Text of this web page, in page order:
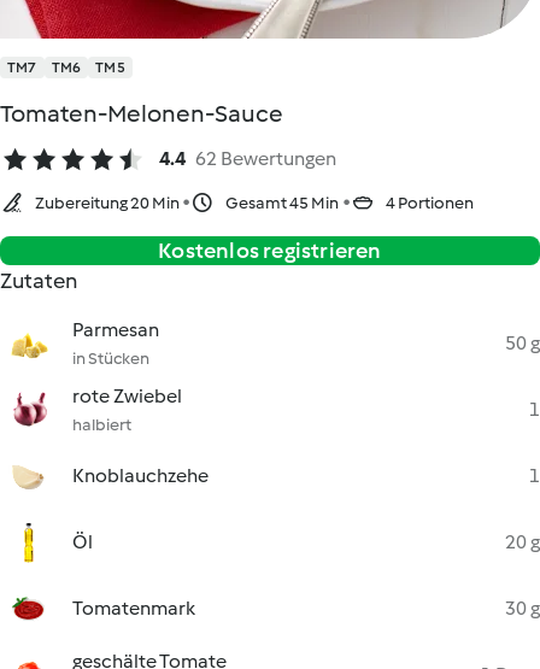
TM7 TM6 TM5
Tomaten-Melonen-Sauce
4.4 62 Bewertungen
Zubereitung 20 Min Gesamt 45 Min 4 Portionen
Kostenlos registrieren
Zutaten
Parmesan
in Stücken
50 g
rote Zwiebel
halbiert
1
Knoblauchzehe 1
Öl 20 g
Tomatenmark 30 g
geschälte Tomate